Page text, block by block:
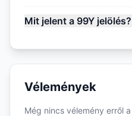
Mit jelent a 99Y jelölés?
Vélemények
Még nincs vélemény erről